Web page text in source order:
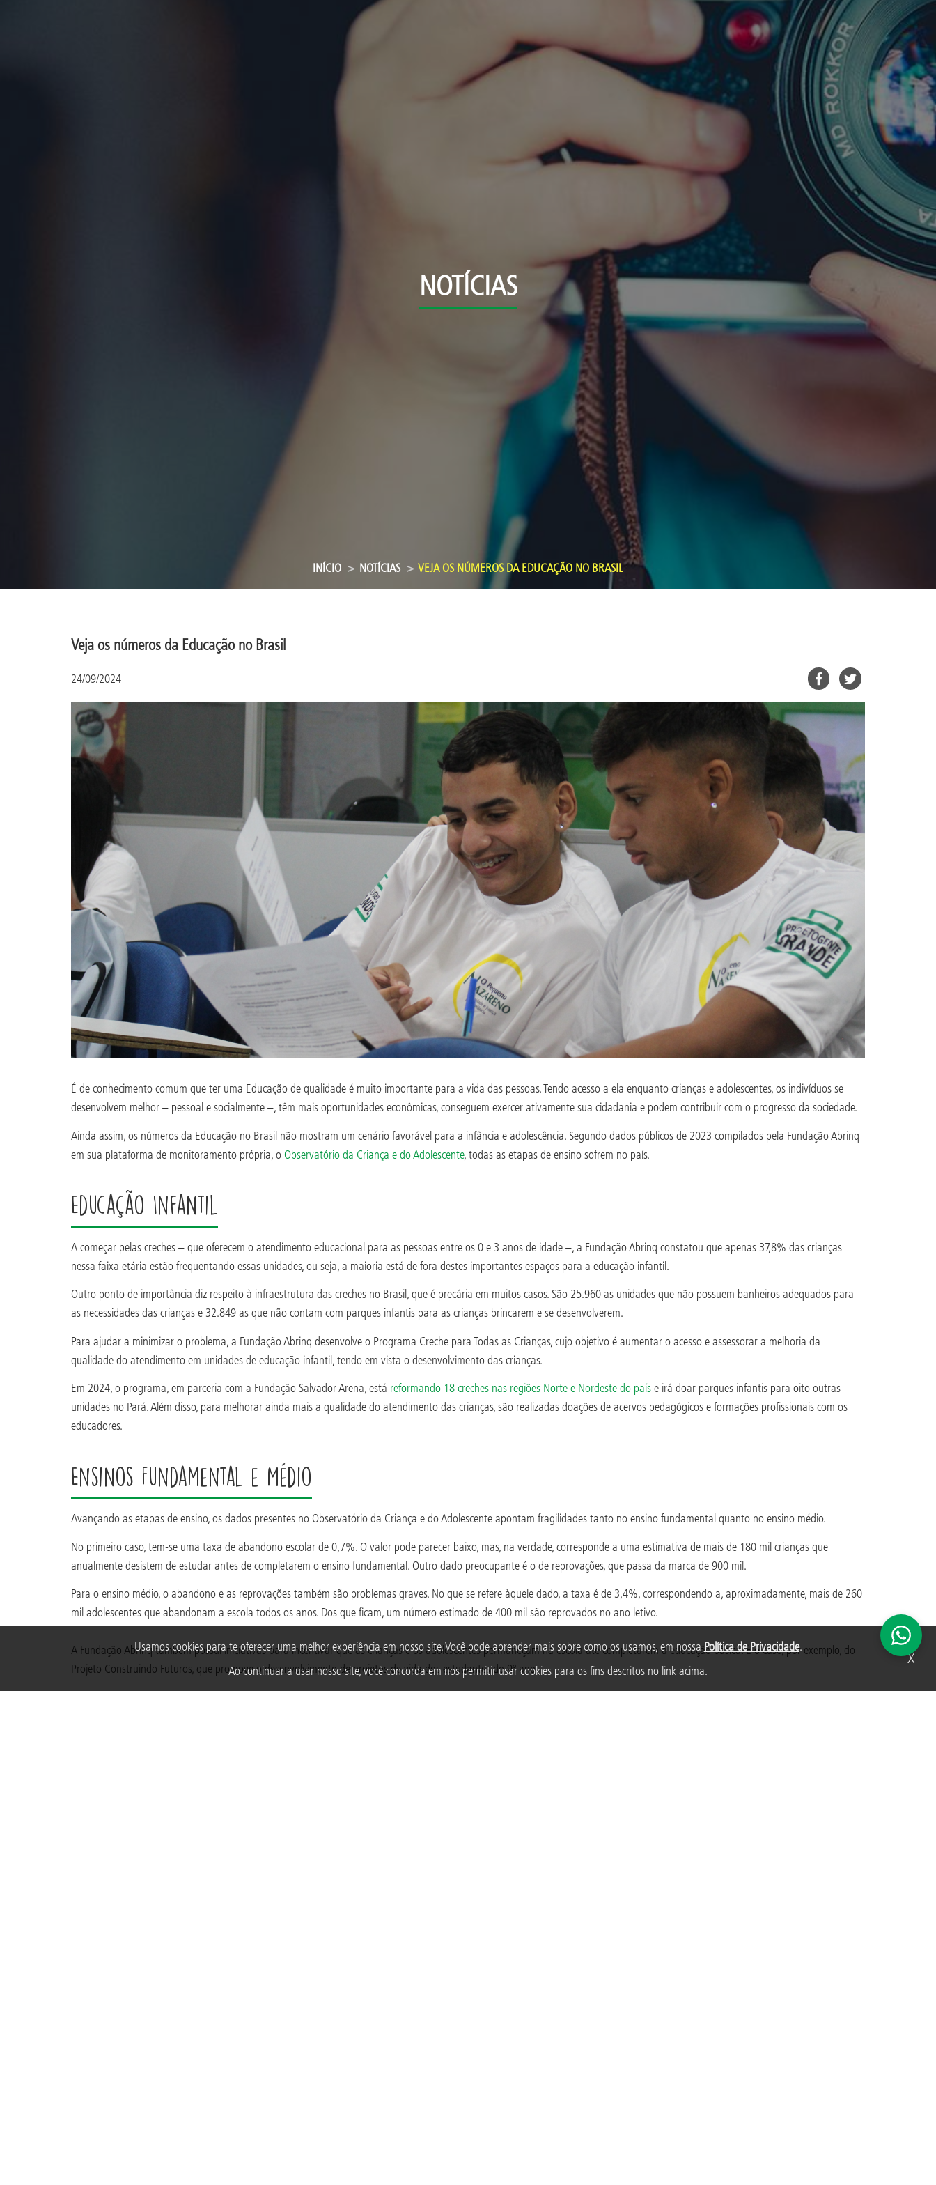
NOTÍCIAS
INÍCIO NOTÍCIAS VEJA OS NÚMEROS DA EDUCAÇÃO NO BRASIL
Veja os números da Educação no Brasil
Usamos cookies para te oferecer uma melhor experiência em nosso site. Você pode aprender mais sobre como os usamos, em nossaPolítica de Privacidade.
Ao continuar a usar nosso site, você concorda em nos permitir usar cookies para os fins descritos no link acima.
X
24/09/2024
É de conhecimento comum que ter uma Educação de qualidade é muito importante para a vida das pessoas. Tendo acesso a ela enquanto crianças e adolescentes, os indivíduos se
desenvolvem melhor – pessoal e socialmente –, têm mais oportunidades econômicas, conseguem exercer ativamente sua cidadania e podem contribuir com o progresso da sociedade.
Ainda assim, os números da Educação no Brasil não mostram um cenário favorável para a infância e adolescência. Segundo dados públicos de 2023 compilados pela Fundação Abrinq
em sua plataforma de monitoramento própria, oObservatório da Criança e do Adolescente, todas as etapas de ensino sofrem no país.
Educação Infantil
A começar pelas creches – que oferecem o atendimento educacional para as pessoas entre os 0 e 3 anos de idade –, a Fundação Abrinq constatou que apenas 37,8% das crianças
nessa faixa etária estão frequentando essas unidades, ou seja, a maioria está de fora destes importantes espaços para a educação infantil.
Outro ponto de importância diz respeito à infraestrutura das creches no Brasil, que é precária em muitos casos. São 25.960 as unidades que não possuem banheiros adequados para
as necessidades das crianças e 32.849 as que não contam com parques infantis para as crianças brincarem e se desenvolverem.
Para ajudar a minimizar o problema, a Fundação Abrinq desenvolve o Programa Creche para Todas as Crianças, cujo objetivo é aumentar o acesso e assessorar a melhoria da
qualidade do atendimento em unidades de educação infantil, tendo em vista o desenvolvimento das crianças.
Em 2024, o programa, em parceria com a Fundação Salvador Arena, está reformando 18 creches nas regiões Norte e Nordeste do paíse irá doar parques infantis para oito outras
unidades no Pará. Além disso, para melhorar ainda mais a qualidade do atendimento das crianças, são realizadas doações de acervos pedagógicos e formações profissionais com os
educadores.
Ensinos Fundamental e Médio
Avançando as etapas de ensino, os dados presentes no Observatório da Criança e do Adolescente apontam fragilidades tanto no ensino fundamental quanto no ensino médio.
No primeiro caso, tem-se uma taxa de abandono escolar de 0,7%. O valor pode parecer baixo, mas, na verdade, corresponde a uma estimativa de mais de 180 mil crianças que
anualmente desistem de estudar antes de completarem o ensino fundamental. Outro dado preocupante é o de reprovações, que passa da marca de 900 mil.
Para o ensino médio, o abandono e as reprovações também são problemas graves. No que se refere àquele dado, a taxa é de 3,4%, correspondendo a, aproximadamente, mais de 260
mil adolescentes que abandonam a escola todos os anos. Dos que ficam, um número estimado de 400 mil são reprovados no ano letivo.
A Fundação Abrinq também possui iniciativas para incentivar que as crianças e os adolescentes permaneçam na escola até completarem a educação básica. É o caso, por exemplo, do
Projeto Construindo Futuros, que promove o desenvolvimento de projetos de vida dos estudantes do 9º ano.